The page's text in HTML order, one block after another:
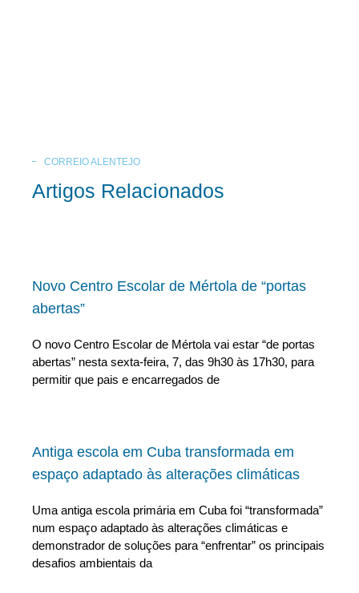
CORREIO ALENTEJO
Artigos Relacionados
Novo Centro Escolar de Mértola de “portas
abertas”
O novo Centro Escolar de Mértola vai estar “de portas
abertas” nesta sexta-feira, 7, das 9h30 às 17h30, para
permitir que pais e encarregados de
Antiga escola em Cuba transformada em
espaço adaptado às alterações climáticas
Uma antiga escola primária em Cuba foi “transformada”
num espaço adaptado às alterações climáticas e
demonstrador de soluções para “enfrentar” os principais
desafios ambientais da